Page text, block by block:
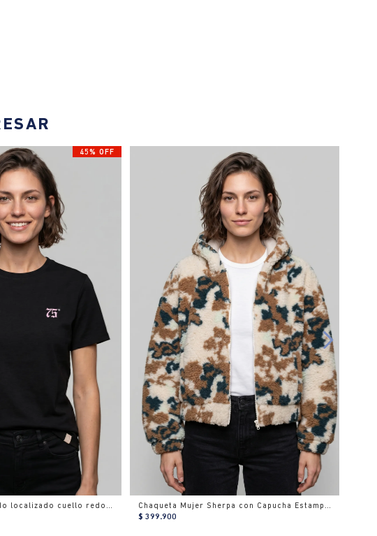
45% OFF
Camiseta estampado localizado cuello redondo para mujer Chaqueta Mujer Sherpa con Capucha Estampado Camuflado
$ 399.900